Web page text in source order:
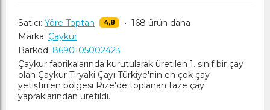
Satıcı: Yöre Toptan 4,8 • 168 ürün daha
Marka: Çaykur
Barkod: 8690105002423
Çaykur fabrikalarında kurutularak üretilen 1. sınıf bir çay
olan Çaykur Tiryaki Çayı Türkiye'nin en çok çay
yetiştirilen bölgesi Rize'de toplanan taze çay
yapraklarından üretildi.